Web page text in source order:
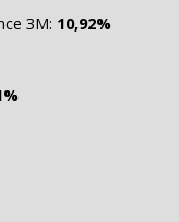
3M: 10,92%